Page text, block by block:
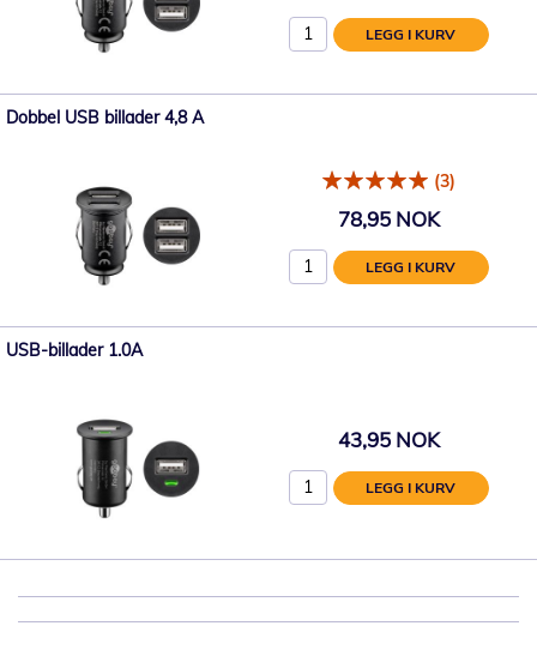
LEGG I KURV
Dobbel USB billader 4,8 A
(3)
78,95 NOK
LEGG I KURV
USB-billader 1.0A
43,95 NOK
LEGG I KURV